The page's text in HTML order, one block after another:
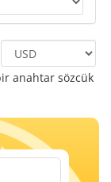
anahtar sözcük